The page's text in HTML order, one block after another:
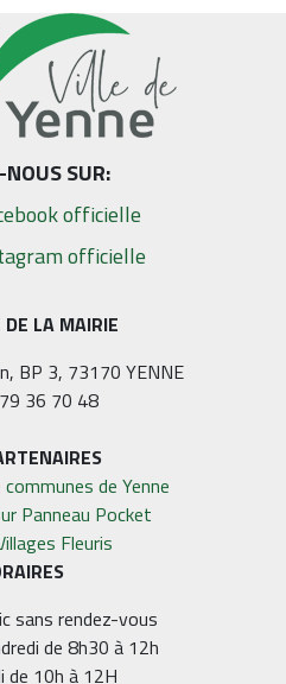
DE LA MAIRIE
BP 3, 73170 YENNE
36 70 48
de Yenne
Panneau Pocket
Fleuris
SUR:
officielle
officielle
sans rendez-vous
de 8h30 à 12h
de 10h à 12H